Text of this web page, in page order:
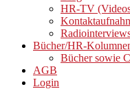
HR-TV
Bücher/HR-
Bücher sowie
AGB
Login